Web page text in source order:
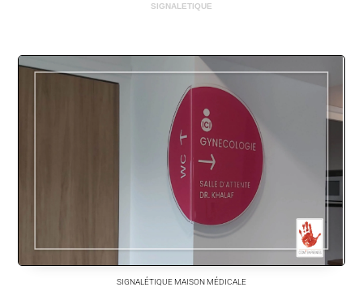
SIGNALETIQUE
SIGNALÉTIQUE MAISON MÉDICALE